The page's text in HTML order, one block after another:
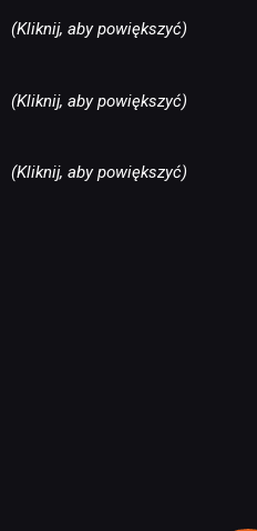
NEWSY
RECENZJE
(Kliknij, aby powiększyć)
(Kliknij, aby powiększyć)
(Kliknij, aby powiększyć)